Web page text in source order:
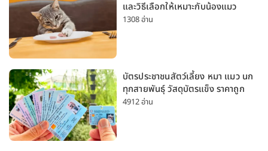
และวิธีเลือกให้เหมาะกับน้องแมว
1308 อ่าน
บัตรประชาชนสัตว์เลี้ยง หมา แมว นก
ทุกสายพันธุ์ วัสดุบัตรแข็ง ราคาถูก
4912 อ่าน